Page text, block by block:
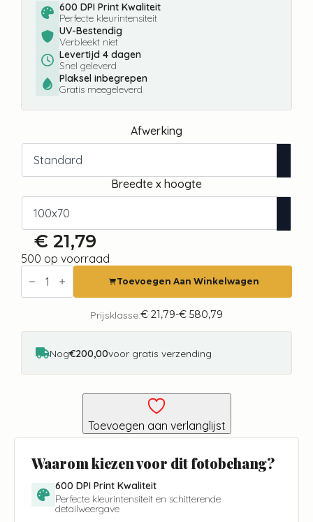
600 DPI Print Kwaliteit
Perfecte kleurintensiteit
UV-Bestendig
Verbleekt niet
Levertijd 4 dagen
Snel geleverd
Plaksel inbegrepen
Gratis meegeleverd
Afwerking
Breedte x hoogte
€ 21,79
500 op voorraad
Fotobehang
Delicate
Toevoegen Aan Winkelwagen
Prijsklasse:€ 21,79-€ 580,79
Prijsklasse:
€ 21,79
€ 580,79
Nog€200,00voor gratis verzending
Toevoegen aan verlanglijst
Waarom kiezen voor dit fotobehang?
600 DPI Print Kwaliteit
Perfecte kleurintensiteit en schitterende
detailweergave